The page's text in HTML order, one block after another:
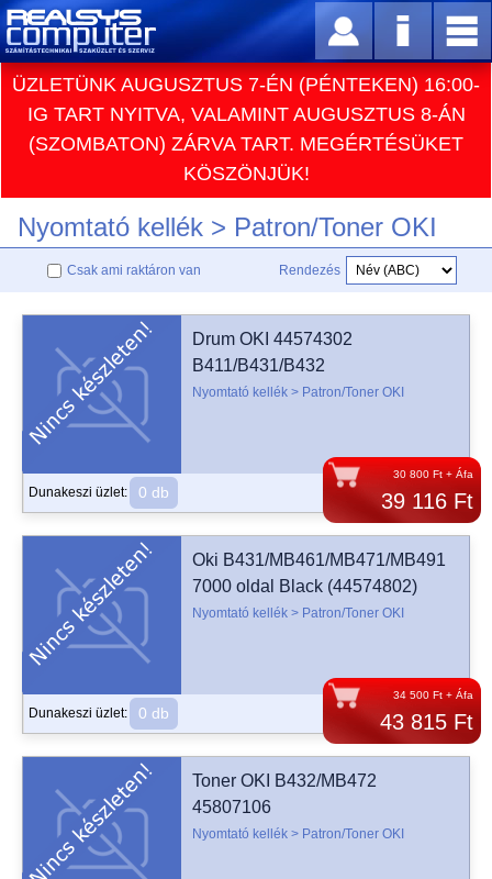
ÜZLETÜNK AUGUSZTUS 7-ÉN (PÉNTEKEN) 16:00-
IG TART NYITVA, VALAMINT AUGUSZTUS 8-ÁN
(SZOMBATON) ZÁRVA TART. MEGÉRTÉSÜKET
KÖSZÖNJÜK!
Nyomtató kellék > Patron/Toner OKI
Csak ami raktáron van Rendezés
30 800 Ft + Áfa
39 116 Ft
Drum OKI 44574302
B411/B431/B432
Nyomtató kellék > Patron/Toner OKI
Dunakeszi üzlet: 0 db
34 500 Ft + Áfa
43 815 Ft
Oki B431/MB461/MB471/MB491
7000 oldal Black (44574802)
Nyomtató kellék > Patron/Toner OKI
Dunakeszi üzlet: 0 db
Toner OKI B432/MB472
45807106
Nyomtató kellék > Patron/Toner OKI